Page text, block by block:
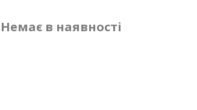
Немає в наявності